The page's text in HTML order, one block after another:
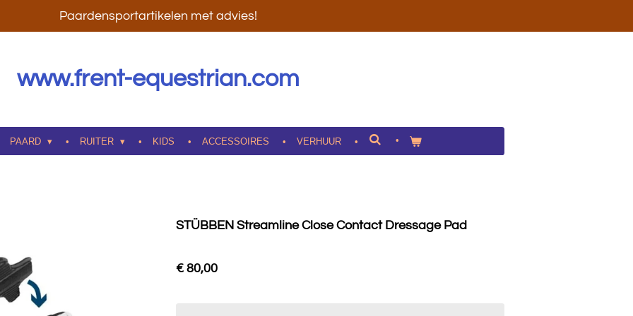
Paardensportartikelen met advies!
www.frent-equestrian.com
PAARD RUITER KIDS ACCESSOIRES VERHUUR
STÜBBEN Streamline Close Contact Dressage Pad
€ 80,00